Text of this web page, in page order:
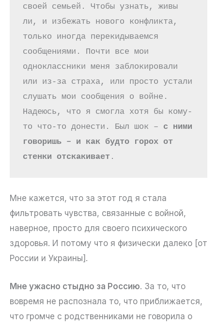
своей семьей. Чтобы узнать, живы
ли, и избежать нового конфликта,
только иногда перекидываемся
сообщениями. Почти все мои
одноклассники меня заблокировали
или из-за страха, или просто устали
слушать мои сообщения о войне.
Надеюсь, что я смогла хотя бы кому-
то что-то донести. Был шок – с ними
говоришь – и как будто горох от
стенки отскакивает .
Мне кажется, что за этот год я стала
фильтровать чувства, связанные с войной,
наверное, просто для своего психического
здоровья. И потому что я физически далеко [от
России и Украины].
Мне ужасно стыдно за Россию. За то, что
вовремя не распознала то, что приближается,
что громче с родственниками не говорила о